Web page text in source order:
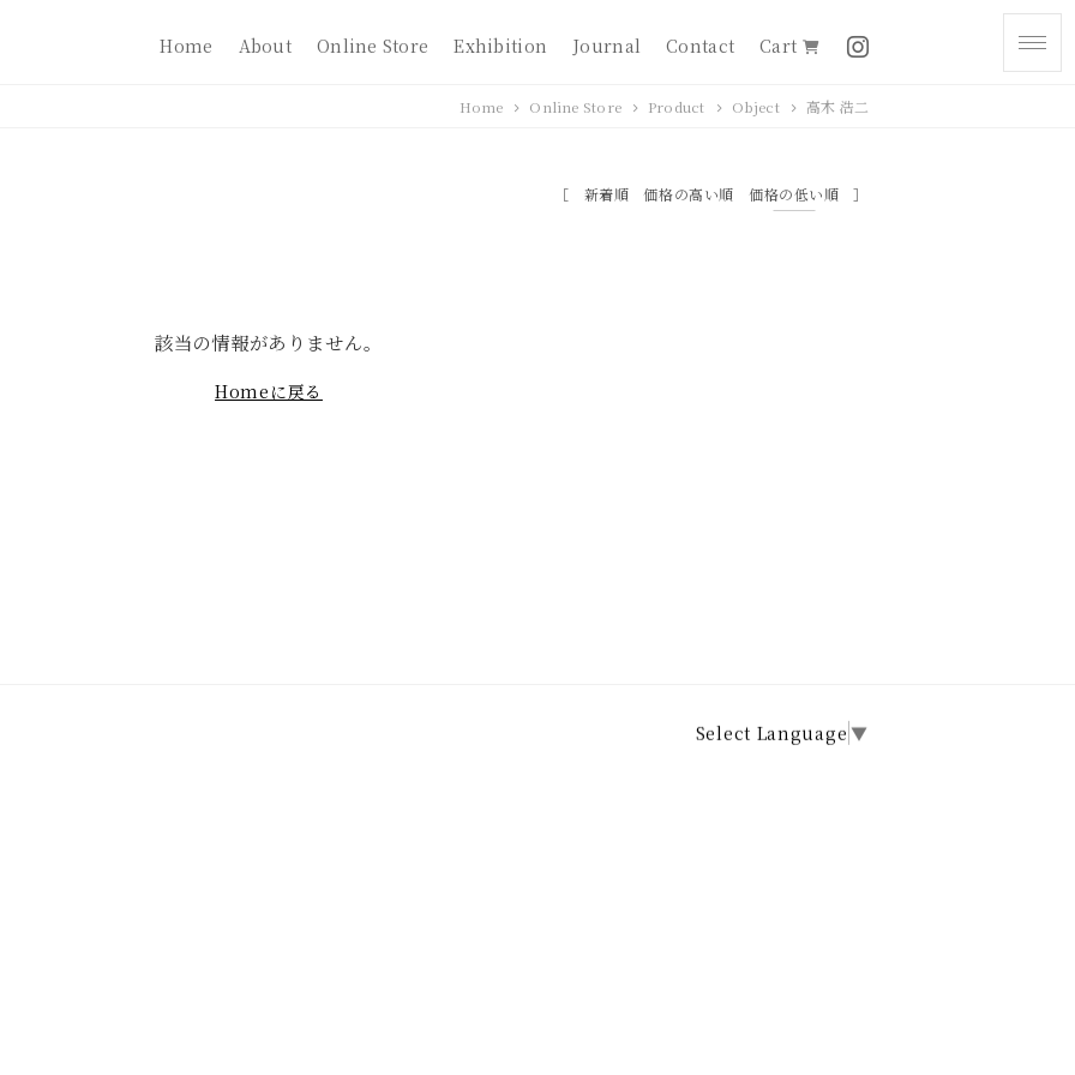
Home About Online Store Exhibition Journal Contact Cart
Home Online Store Product Object 高木 浩二
新着順 価格の高い順 価格の低い順
該当の情報がありません。
Homeに戻る
Select Language ▼